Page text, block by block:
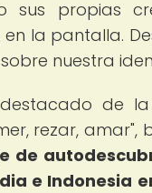
sus propias
la pantalla.
nuestra
de
rezar, amar",
de
e Indonesia